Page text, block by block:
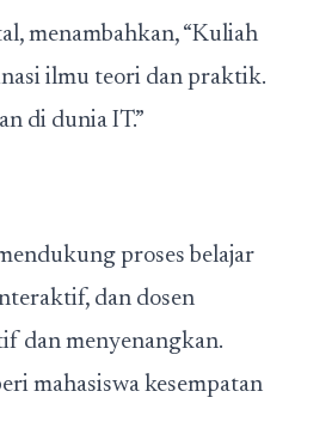
menambahkan, “Kuliah
ilmu teori dan praktik.
di dunia IT.”
proses belajar
dan dosen
dan menyenangkan.
mahasiswa kesempatan